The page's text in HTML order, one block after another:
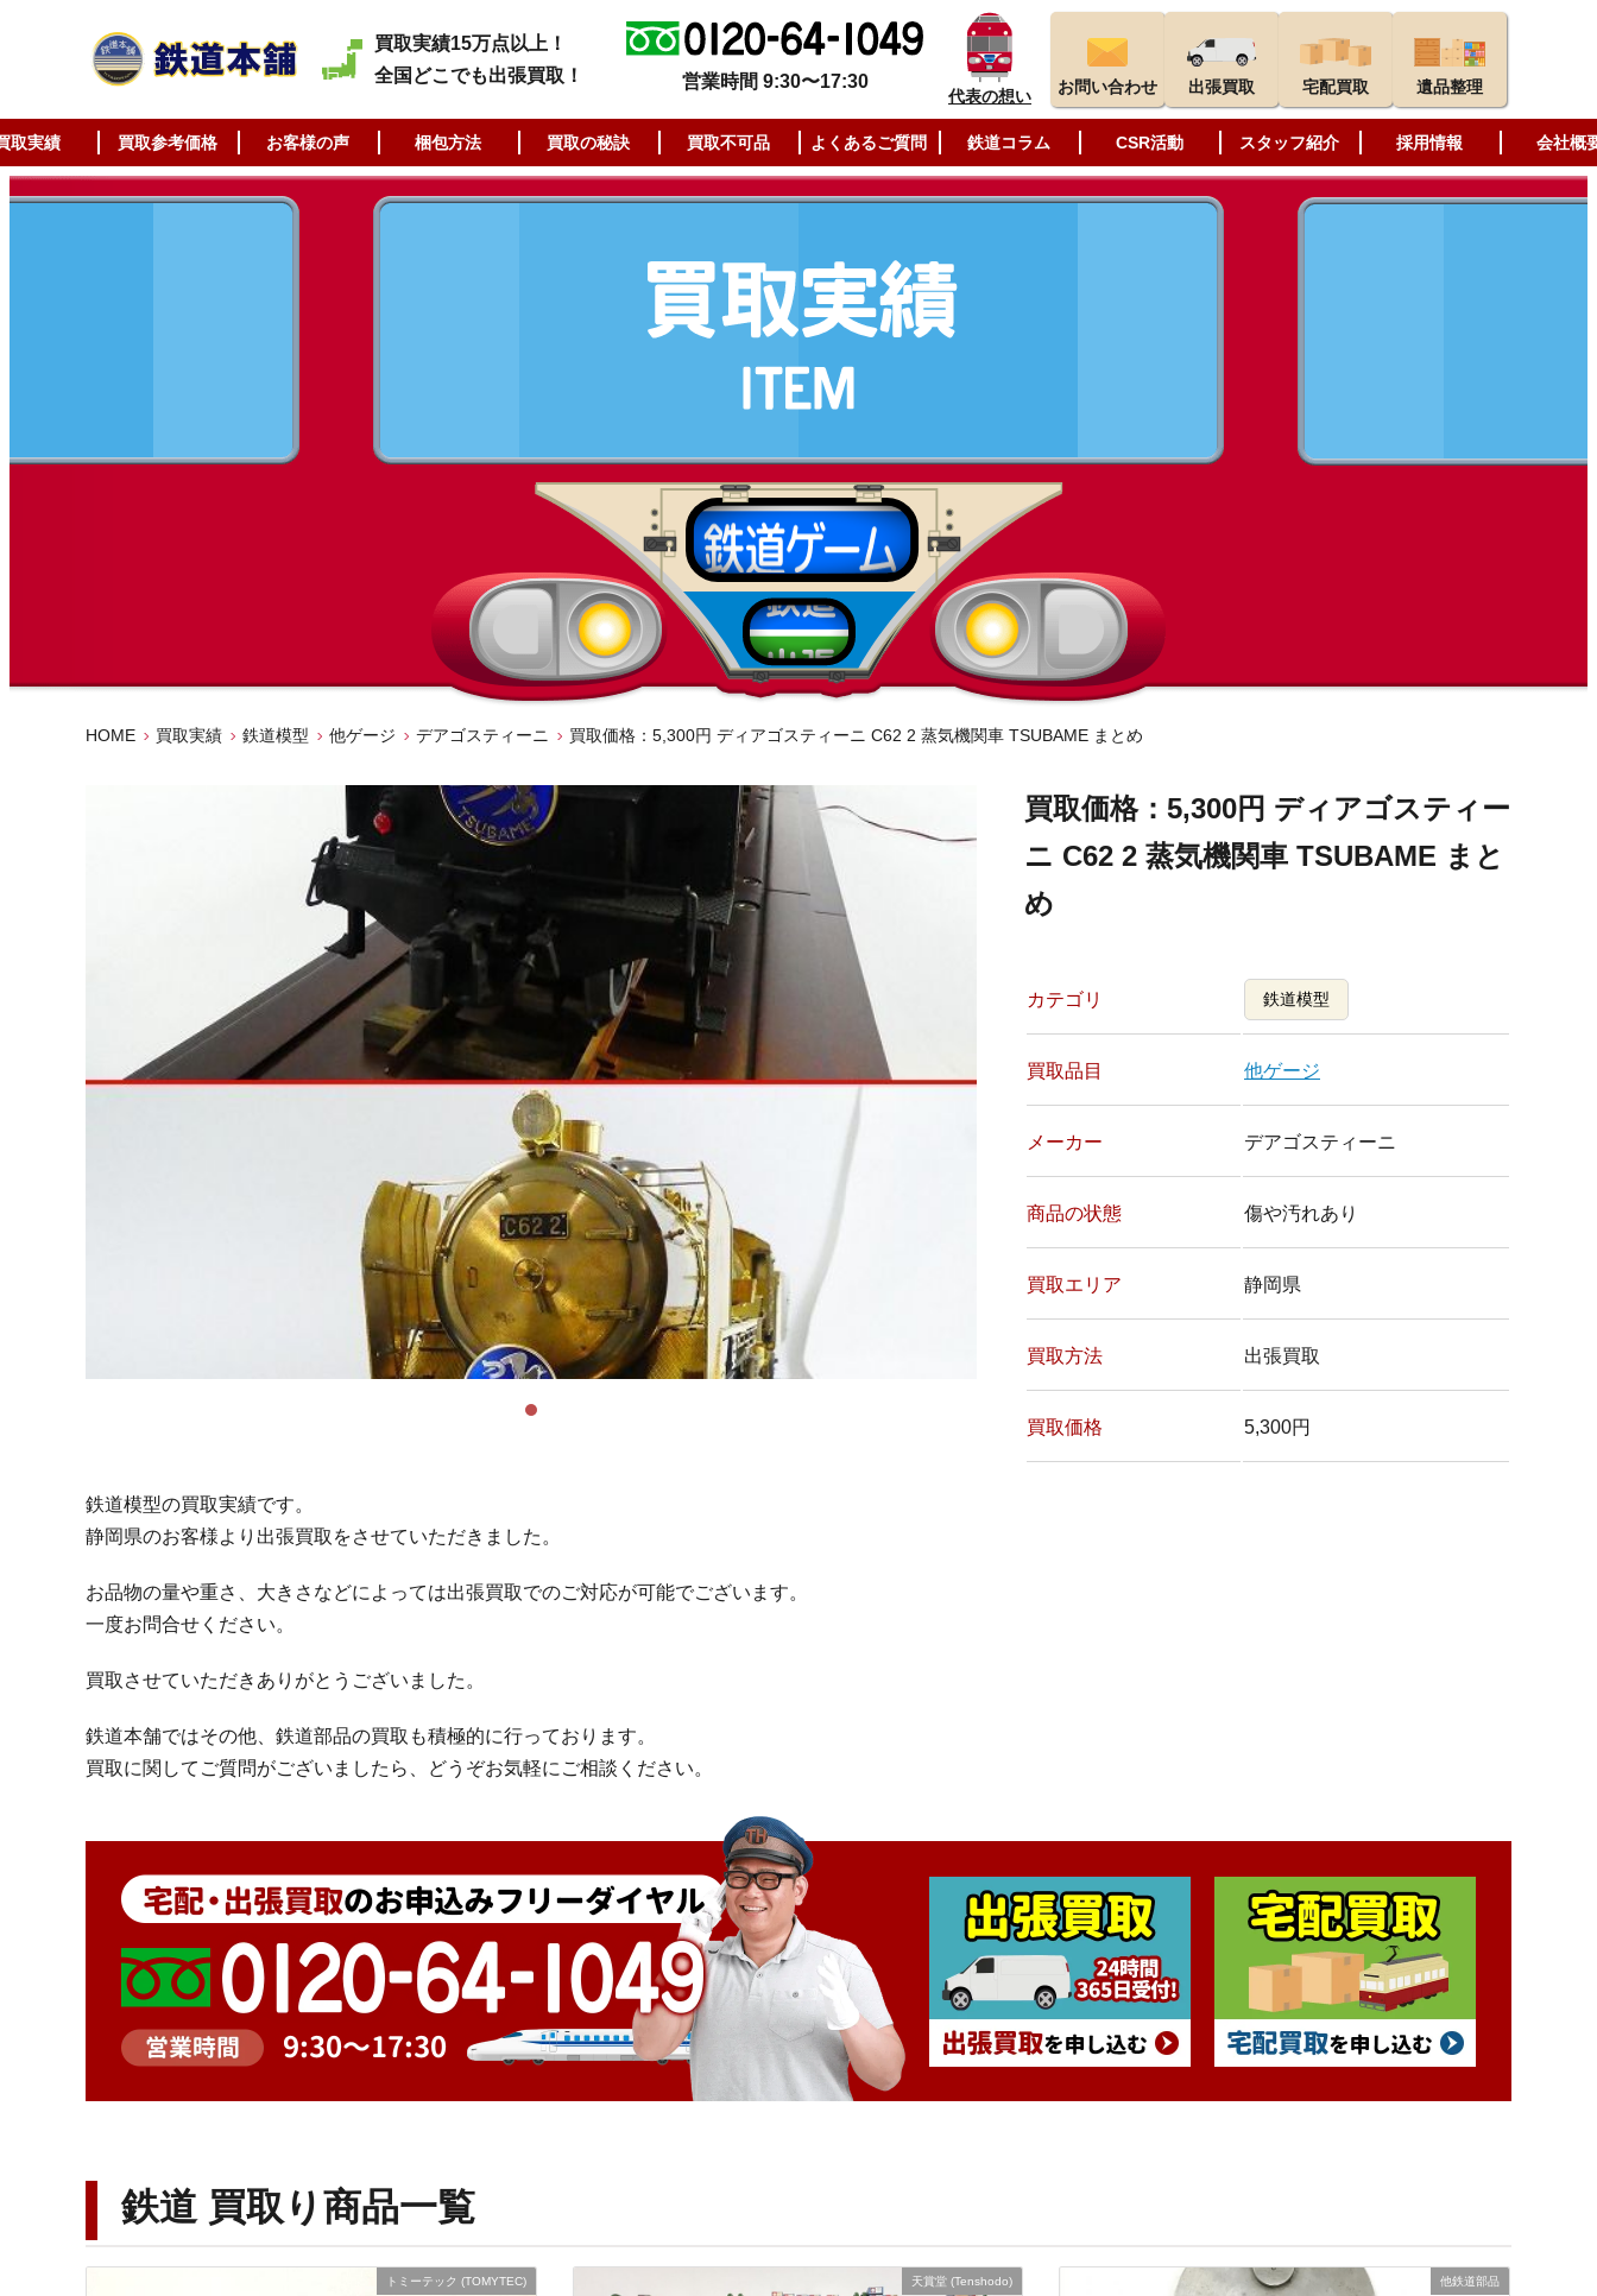
買取実績15万点以上！
全国どこでも出張買取！
営業時間 9:30〜17:30
代表の想い お問い合わせ 出張買取 宅配買取 遺品整理
取実績 買取参考価格 お客様の声 梱包方法 買取の秘訣 買取不可品 よくあるご質問 鉄道コラム CSR活動 スタッフ紹介 採用情報 会社概
HOME 買取実績 鉄道模型 他ゲージ デアゴスティーニ 買取価格：5,300円 ディアゴスティーニ C62 2 蒸気機関車 TSUBAME まとめ
買取価格：5,300円 ディアゴスティー
ニ C62 2 蒸気機関車 TSUBAME まと
め
カテゴリ 鉄道模型
買取品目 他ゲージ
メーカー デアゴスティーニ
商品の状態 傷や汚れあり
買取エリア 静岡県
買取方法 出張買取
買取価格 5,300円
鉄道模型の買取実績です。
静岡県のお客様より出張買取をさせていただきました。
お品物の量や重さ、大きさなどによっては出張買取でのご対応が可能でございます。
一度お問合せください。
買取させていただきありがとうございました。
鉄道本舗ではその他、鉄道部品の買取も積極的に行っております。
買取に関してご質問がございましたら、どうぞお気軽にご相談ください。
鉄道 買取り商品一覧
トミーテック (TOMYTEC) 天賞堂 (Tenshodo) 他鉄道部品